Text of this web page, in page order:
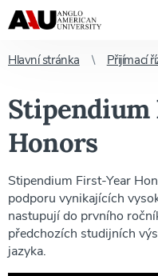
Hlavní stránka Přijímací
Stipendium
Honors
Stipendium First-Year
podporu vynikajících
nastupují do prvního
předchozích studijních
jazyka.